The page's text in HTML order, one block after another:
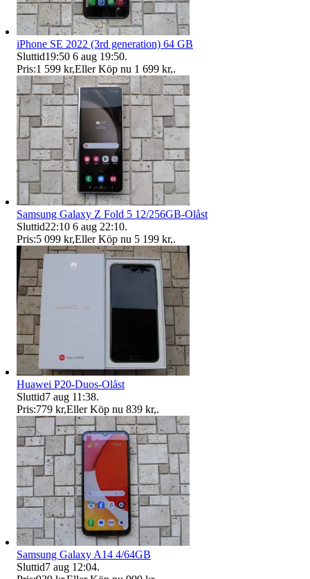
iPhone SE 2022 (3rd generation) 64 GB
Sluttid19:50 6 aug 19:50.
Pris:1 599 kr,Eller Köp nu 1 699 kr,.
Samsung Galaxy Z Fold 5 12/256GB-Olåst
Sluttid22:10 6 aug 22:10.
Pris:5 099 kr,Eller Köp nu 5 199 kr,.
Huawei P20-Duos-Olåst
Sluttid7 aug 11:38.
Pris:779 kr,Eller Köp nu 839 kr,.
Samsung Galaxy A14 4/64GB
Sluttid7 aug 12:04.